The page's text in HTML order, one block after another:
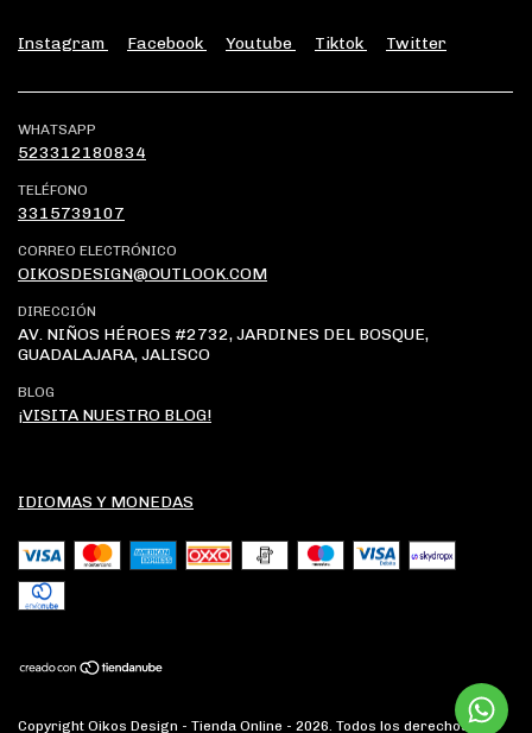
Instagram Facebook Youtube Tiktok Twitter
WHATSAPP
523312180834
TELÉFONO
3315739107
CORREO ELECTRÓNICO
OIKOSDESIGN@OUTLOOK.COM
DIRECCIÓN
AV. NIÑOS HÉROES #2732, JARDINES DEL BOSQUE,
GUADALAJARA, JALISCO
BLOG
¡VISITA NUESTRO BLOG!
IDIOMAS Y MONEDAS
Copyright Oikos Design - Tienda Online - 2026. Todos los derechos